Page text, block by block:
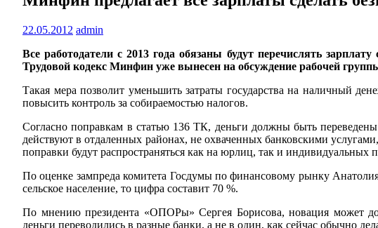
22.05.2012 admin
Все работодатели с 2013 года обязаны будут перечислять
Трудовой кодекс Минфин уже вынесен на обсуждение рабочей
Такая мера позволит уменьшить затраты государства на наличный
повысить контроль за собираемостью налогов.
Согласно поправкам в статью 136 ТК, деньги должны быть
действуют в отдаленных районах, не охваченных банковскими
поправки будут распространяться как на юрлиц, так и индивидуальных
По оценке зампреда комитета Госдумы по финансовому рынку
сельское население, то цифра составит 70 %.
По мнению президента «ОПОРы» Сергея Борисова, новация может
деньги переводились в разные банки, а не в один, как сейчас обычно